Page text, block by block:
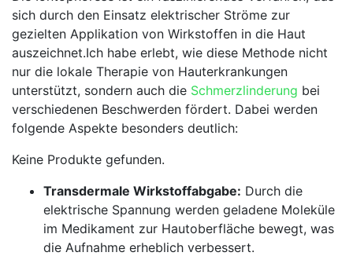
‍sich durch den Einsatz elektrischer Ströme zur
gezielten Applikation‍ von Wirkstoffen‍ in die ⁢Haut
auszeichnet.Ich ‌habe erlebt, wie diese‍ Methode nicht
nur⁣ die ‍lokale Therapie​ von Hauterkrankungen
unterstützt, sondern auch die ‌ Schmerzlinderung bei⁣
verschiedenen ⁣Beschwerden ⁢fördert. Dabei werden
folgende Aspekte⁢ besonders deutlich:
Keine Produkte gefunden.
Transdermale⁤ Wirkstoffabgabe: Durch die
elektrische Spannung ​werden geladene Moleküle
im Medikament zur Hautoberfläche bewegt, was
⁣die Aufnahme erheblich verbessert.